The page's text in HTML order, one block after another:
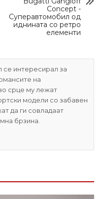
Concept -
Суперавтомобил од
иднината со ретро
елементи
интересирал за
на
срце му лежат
модели со забавен
да ги совладаат
брзина.